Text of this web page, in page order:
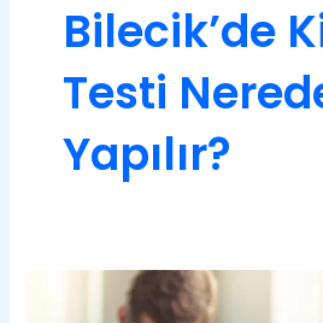
Bilecik’de
Testi
Yapılır?